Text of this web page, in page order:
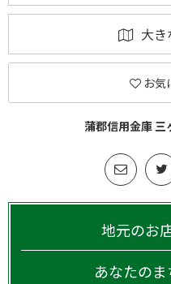
大き
お気
蒲郡信用金庫 三
地元のお
あなたの